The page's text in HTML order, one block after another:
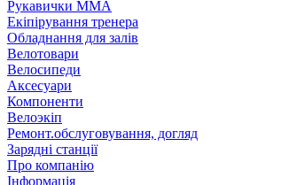
Рукавички ММА
Екіпірування тренера
Обладнання для залів
Велотовари
Велосипеди
Аксесуари
Компоненти
Велоэкіп
Ремонт.обслуговування, догляд
Зарядні станції
Про компанію
Інформація